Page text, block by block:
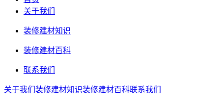
关于我们
装修建材知识
装修建材百科
联系我们
关于我们 装修建材知识装修建材百科联系我们